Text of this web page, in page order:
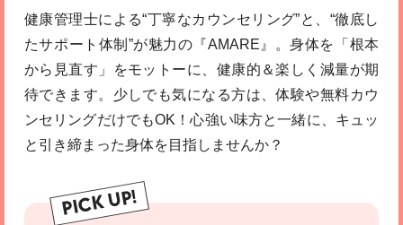
健康管理士による“丁寧なカウンセリング”と、“徹底し
たサポート体制”が魅力の『AMARE』。身体を「根本
から見直す」をモットーに、健康的＆楽しく減量が期
待できます。少しでも気になる方は、体験や無料カウ
ンセリングだけでもOK！心強い味方と一緒に、キュッ
と引き締まった身体を目指しませんか？
PICK UP!